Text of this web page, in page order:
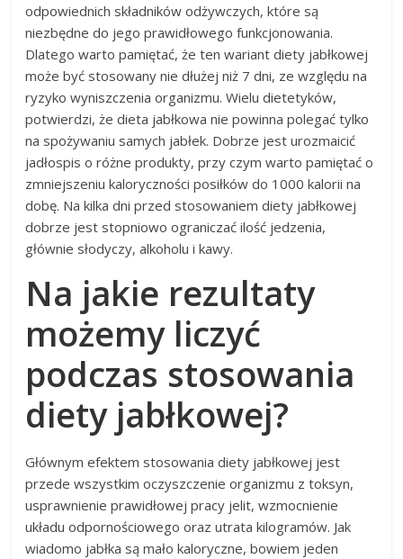
odpowiednich składników odżywczych, które są
niezbędne do jego prawidłowego funkcjonowania.
Dlatego warto pamiętać, że ten wariant diety jabłkowej
może być stosowany nie dłużej niż 7 dni, ze względu na
ryzyko wyniszczenia organizmu. Wielu dietetyków,
potwierdzi, że dieta jabłkowa nie powinna polegać tylko
na spożywaniu samych jabłek. Dobrze jest urozmaicić
jadłospis o różne produkty, przy czym warto pamiętać o
zmniejszeniu kaloryczności posiłków do 1000 kalorii na
dobę. Na kilka dni przed stosowaniem diety jabłkowej
dobrze jest stopniowo ograniczać ilość jedzenia,
głównie słodyczy, alkoholu i kawy.
Na jakie rezultaty
możemy liczyć
podczas stosowania
diety jabłkowej?
Głównym efektem stosowania diety jabłkowej jest
przede wszystkim oczyszczenie organizmu z toksyn,
usprawnienie prawidłowej pracy jelit, wzmocnienie
układu odpornościowego oraz utrata kilogramów. Jak
wiadomo jabłka są mało kaloryczne, bowiem jeden